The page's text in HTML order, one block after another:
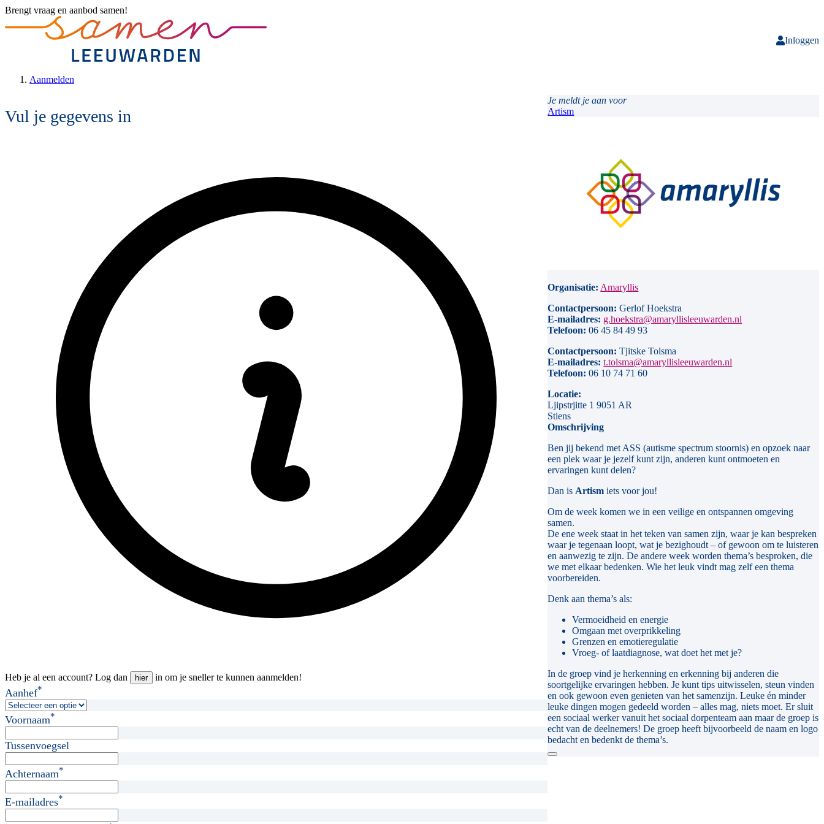
Brengt vraag en aanbod samen!
Inloggen
Aanmelden
Vul je gegevens in
Heb je al een account? Log dan hier in om je sneller te kunnen aanmelden!
Aanhef*
Voornaam*
Tussenvoegsel
Achternaam*
E-mailadres*
Je meldt je aan voor
Artism
Organisatie: Amaryllis
Contactpersoon: Gerlof Hoekstra
E-mailadres: g.hoekstra@amaryllisleeuwarden.nl
Telefoon: 06 45 84 49 93
Contactpersoon: Tjitske Tolsma
E-mailadres: t.tolsma@amaryllisleeuwarden.nl
Telefoon: 06 10 74 71 60
Locatie:
Ljipstrjitte 1 9051 AR
Stiens
Omschrijving
Ben jij bekend met ASS (autisme spectrum stoornis) en opzoek naar
een plek waar je jezelf kunt zijn, anderen kunt ontmoeten en
ervaringen kunt delen?
Dan is Artism iets voor jou!
Om de week komen we in een veilige en ontspannen omgeving
samen.
De ene week staat in het teken van samen zijn, waar je kan bespreken
waar je tegenaan loopt, wat je bezighoudt – of gewoon om te luisteren
en aanwezig te zijn. De andere week worden thema’s besproken, die
we met elkaar bedenken. Wie het leuk vindt mag zelf een thema
voorbereiden.
Denk aan thema’s als:
Vermoeidheid en energie
Omgaan met overprikkeling
Grenzen en emotieregulatie
Vroeg- of laatdiagnose, wat doet het met je?
In de groep vind je herkenning en erkenning bij anderen die
soortgelijke ervaringen hebben. Je kunt tips uitwisselen, steun vinden
en ook gewoon even genieten van het samenzijn. Leuke én minder
leuke dingen mogen gedeeld worden – alles mag, niets moet. Er sluit
een sociaal werker vanuit het sociaal dorpenteam aan maar de groep is
echt van de deelnemers! De groep heeft bijvoorbeeld de naam en logo
bedacht en bedenkt de thema’s.